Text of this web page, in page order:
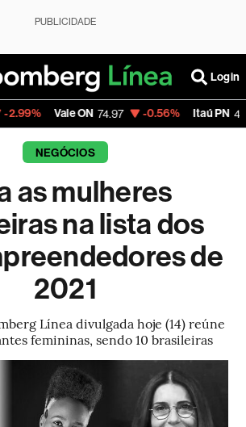
PUBLICIDADE
Login
ON 74.97 -0.56% Itaú PN 40.75 -
NEGÓCIOS
as mulheres
na lista dos
de
2021
Línea divulgada hoje (14) reúne
femininas, sendo 10 brasileiras